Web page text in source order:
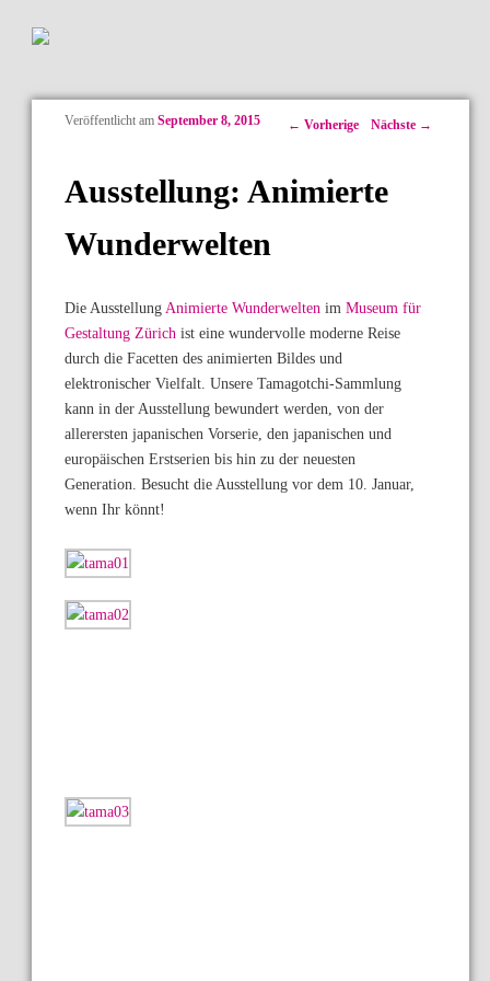
Artikelnavigation
← Vorherige Nächste →
Ausstellung: Animierte
Wunderwelten
Veröffentlicht am September 8, 2015
Die Ausstellung Animierte Wunderwelten im Museum für
Gestaltung Zürich ist eine wundervolle moderne Reise
durch die Facetten des animierten Bildes und
elektronischer Vielfalt. Unsere Tamagotchi-Sammlung
kann in der Ausstellung bewundert werden, von der
allerersten japanischen Vorserie, den japanischen und
europäischen Erstserien bis hin zu der neuesten
Generation. Besucht die Ausstellung vor dem 10. Januar,
wenn Ihr könnt!